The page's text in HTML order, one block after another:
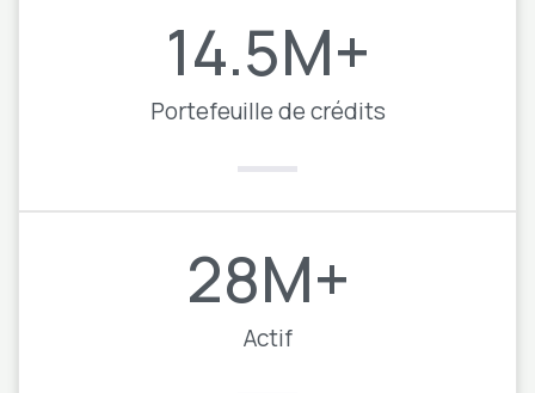
Portefeuille de crédits
14.5M+
Actif
28M+